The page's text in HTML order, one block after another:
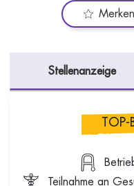
Merken
Stellenanzeige
TOP-
Teilnahme an